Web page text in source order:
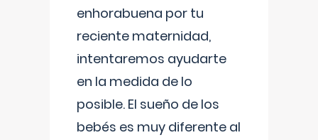
enhorabuena por tu
reciente maternidad,
intentaremos ayudarte
en la medida de lo
posible. El sueño de los
bebés es muy diferente al